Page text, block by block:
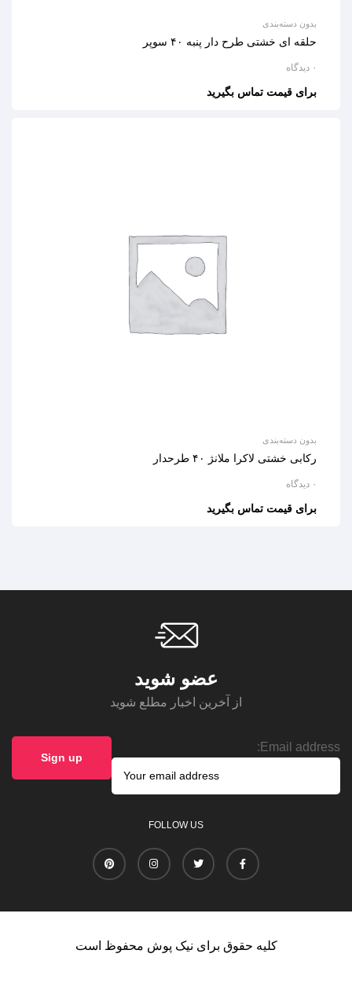
بدون دسته‌بندی
حلقه ای خشتی طرح دار پنبه ۴۰ سوپر
۰ دیدگاه
برای قیمت تماس بگیرید
بدون دسته‌بندی
رکابی خشتی لاکرا ملانژ ۴۰ طرحدار
۰ دیدگاه
برای قیمت تماس بگیرید
عضو شوید
از آخرین اخبار مطلع شوید
Email address:
FOLLOW US
کلیه حقوق برای نیک پوش محفوظ است